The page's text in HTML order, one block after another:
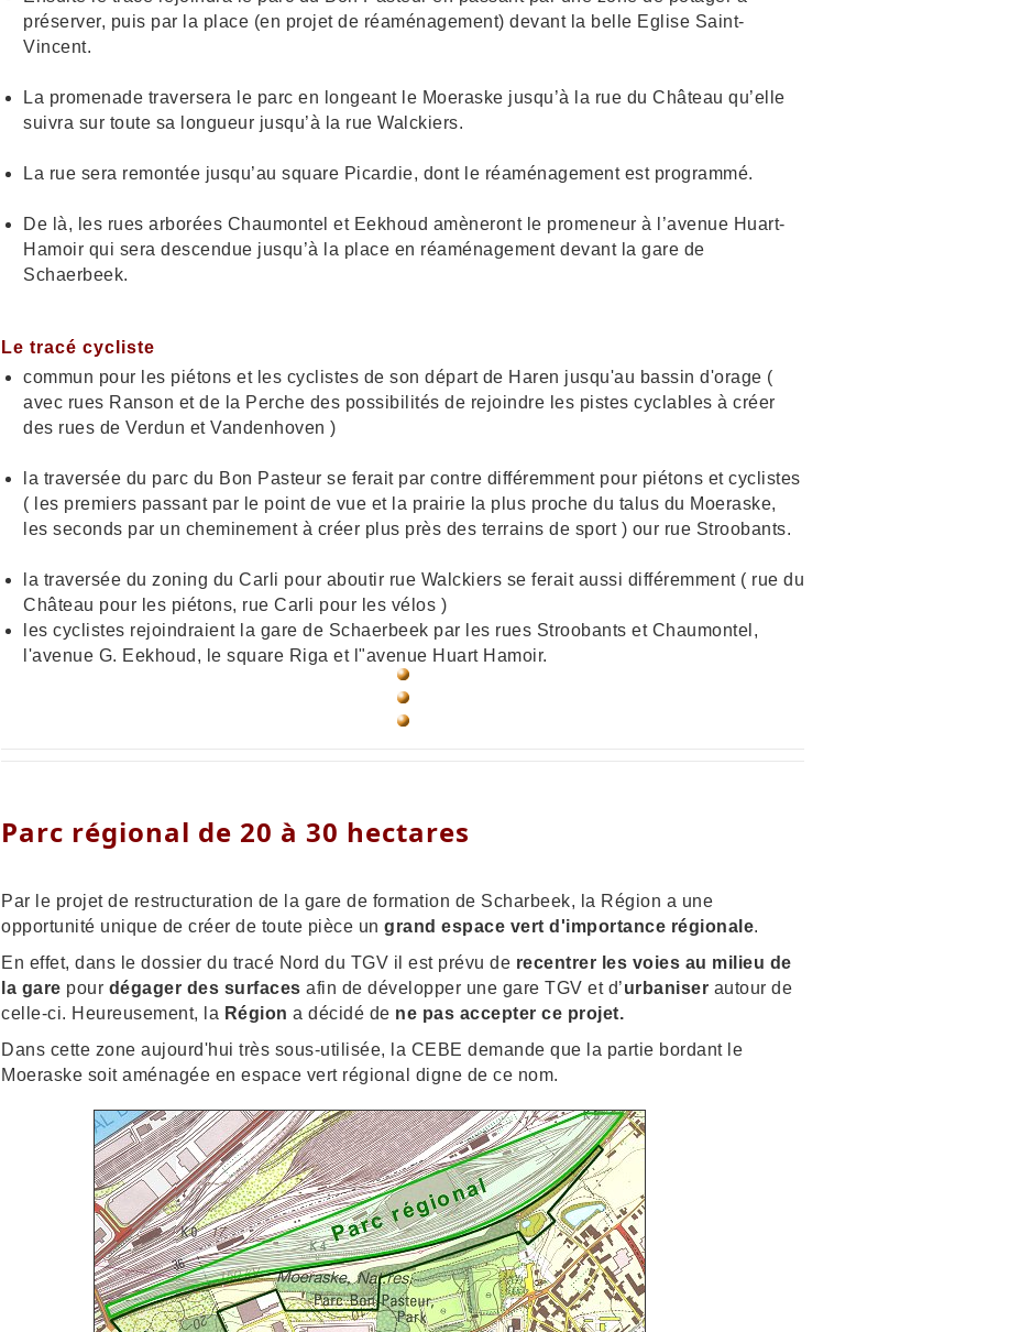
préserver, puis par la place (en projet de réaménagement) devant la belle Eglise Saint-
Vincent.
La promenade traversera le parc en longeant le Moeraske jusqu’à la rue du Château qu’elle
suivra sur toute sa longueur jusqu’à la rue Walckiers.
La rue sera remontée jusqu’au square Picardie, dont le réaménagement est programmé.
De là, les rues arborées Chaumontel et Eekhoud amèneront le promeneur à l’avenue Huart-
Hamoir qui sera descendue jusqu’à la place en réaménagement devant la gare de
Schaerbeek.
Le tracé cycliste
commun pour les piétons et les cyclistes de son départ de Haren jusqu'au bassin d'orage (
avec rues Ranson et de la Perche des possibilités de rejoindre les pistes cyclables à créer
des rues de Verdun et Vandenhoven )
la traversée du parc du Bon Pasteur se ferait par contre différemment pour piétons et cyclistes
( les premiers passant par le point de vue et la prairie la plus proche du talus du Moeraske,
les seconds par un cheminement à créer plus près des terrains de sport ) our rue Stroobants.
la traversée du zoning du Carli pour aboutir rue Walckiers se ferait aussi différemment ( rue du
Château pour les piétons, rue Carli pour les vélos )
les cyclistes rejoindraient la gare de Schaerbeek par les rues Stroobants et Chaumontel,
l'avenue G. Eekhoud, le square Riga et l"avenue Huart Hamoir.
Parc régional de 20 à 30 hectares
Par le projet de restructuration de la gare de formation de Scharbeek, la Région a une
opportunité unique de créer de toute pièce un grand espace vert d'importance régionale.
En effet, dans le dossier du tracé Nord du TGV il est prévu de recentrer les voies au milieu de
la gare pour dégager des surfaces afin de développer une gare TGV et d’urbaniser autour de
celle-ci. Heureusement, la Région a décidé de ne pas accepter ce projet.
Dans cette zone aujourd'hui très sous-utilisée, la CEBE demande que la partie bordant le
Moeraske soit aménagée en espace vert régional digne de ce nom.